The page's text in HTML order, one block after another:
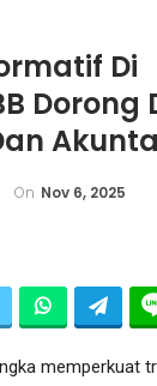
Di
Dorong
On Nov 6, 2025
memperkuat